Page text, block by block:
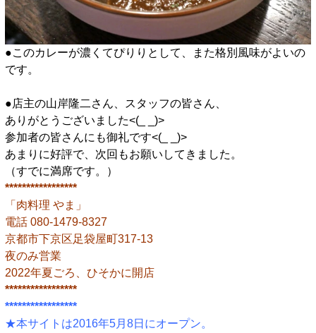
●このカレーが濃くてぴりりとして、また格別風味がよいの
です。
●店主の山岸隆二さん、スタッフの皆さん、
ありがとうございました<(_ _)>
参加者の皆さんにも御礼です<(_ _)>
あまりに好評で、次回もお願いしてきました。
（すでに満席です。）
*****************
「肉料理 やま」
電話 080-1479-8327
京都市下京区足袋屋町317-13
夜のみ営業
2022年夏ごろ、ひそかに開店
*****************
*****************
★本サイトは2016年5月8日にオープン。